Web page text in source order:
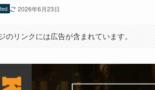
2026年6月23日
のリンクには広告が含まれています。